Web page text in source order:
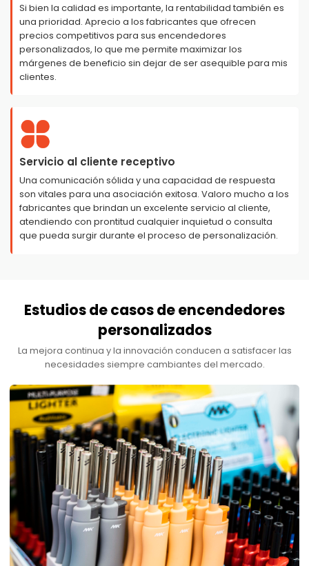
Si bien la calidad es importante, la rentabilidad también es
una prioridad. Aprecio a los fabricantes que ofrecen
precios competitivos para sus encendedores
personalizados, lo que me permite maximizar los
márgenes de beneficio sin dejar de ser asequible para mis
clientes.
Servicio al cliente receptivo
Una comunicación sólida y una capacidad de respuesta
son vitales para una asociación exitosa. Valoro mucho a los
fabricantes que brindan un excelente servicio al cliente,
atendiendo con prontitud cualquier inquietud o consulta
que pueda surgir durante el proceso de personalización.
Estudios de casos de encendedores
personalizados
La mejora continua y la innovación conducen a satisfacer las
necesidades siempre cambiantes del mercado.